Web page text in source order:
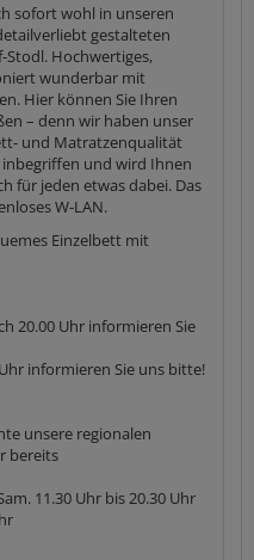
sofort wohl in unseren
gestalteten
Stodl. Hochwertiges,
wunderbar mit
Hier können Sie Ihren
– denn wir haben unser
und Matratzenqualität
inbegriffen und wird Ihnen
für jeden etwas dabei. Das
W-LAN.
Einzelbett mit
20.00 Uhr informieren Sie
informieren Sie uns bitte!
unsere regionalen
bereits
11.30 Uhr bis 20.30 Uhr